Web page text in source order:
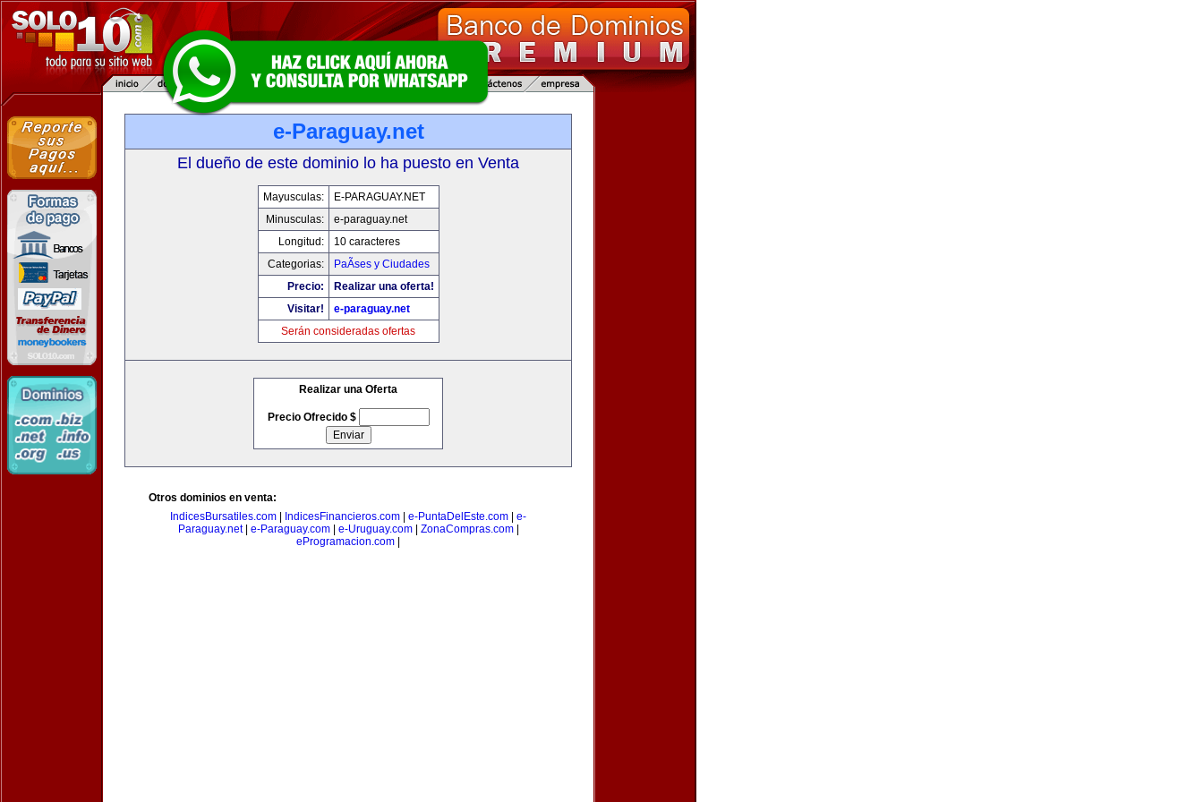
e-Paraguay.net
El dueño de este dominio lo ha puesto en Venta
Mayusculas:
E-PARAGUAY.NET
Minusculas:
e-paraguay.net
Longitud:
10 caracteres
Categorias:
PaÃ­ses y Ciudades
Precio:
Realizar una oferta!
Visitar!
e-paraguay.net
Serán consideradas ofertas
Realizar una Oferta
Precio Ofrecido $
Otros dominios en venta:
IndicesBursatiles.com
IndicesFinancieros.com e-PuntaDelEste.com
e-
Paraguay.net| e-Paraguay.com| e-Uruguay.com| ZonaCompras.com|
eProgramacion.com